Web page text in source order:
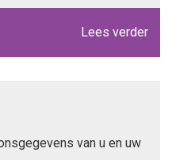
Lees verder
van u en uw